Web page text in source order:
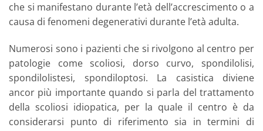
che si manifestano durante l’età dell’accrescimento o a
causa di fenomeni degenerativi durante l’età adulta.
Numerosi sono i pazienti che si rivolgono al centro per
patologie come scoliosi, dorso curvo, spondilolisi,
spondilolistesi, spondiloptosi. La casistica diviene
ancor più importante quando si parla del trattamento
della scoliosi idiopatica, per la quale il centro è da
considerarsi punto di riferimento sia in termini di